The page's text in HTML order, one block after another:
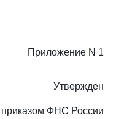
Приложение N 1
Утвержден
приказом ФНС России